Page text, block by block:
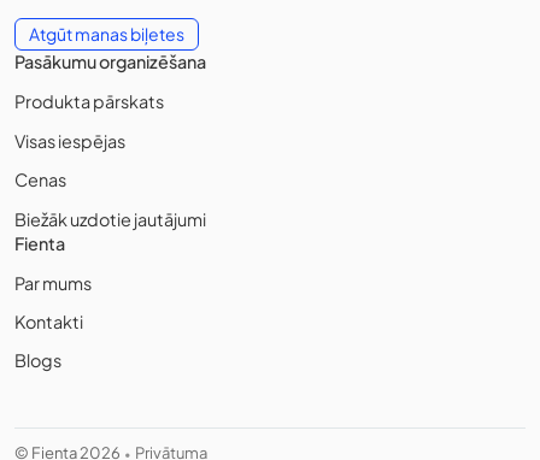
Atgūt manas biļetes
Pasākumu organizēšana
Produkta pārskats
Visas iespējas
Cenas
Biežāk uzdotie jautājumi
Fienta
Par mums
Kontakti
Blogs
© Fienta 2026 • Privātuma